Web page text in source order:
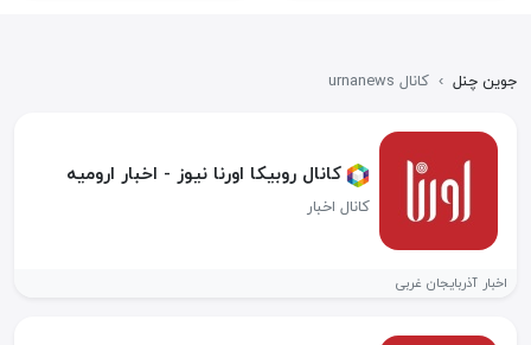
جوین چنل › کانال urnanews
کانال روبیکا اورنا نیوز - اخبار ارومیه
کانال اخبار
اخبار آذربایجان غربی